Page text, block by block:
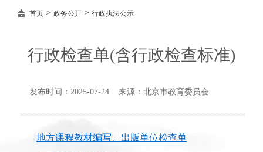
首页 > 政务公开 > 行政执法公示
行政检查单(含行政检查标准)
发布时间：2025-07-24 来源：北京市教育委员会
地方课程教材编写、出版单位检查单